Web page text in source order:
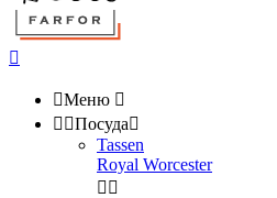

Меню 
 Посуда
Tassen
Royal Worcester
 